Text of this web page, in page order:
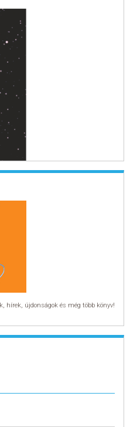
hírek, újdonságok és még több könyv!